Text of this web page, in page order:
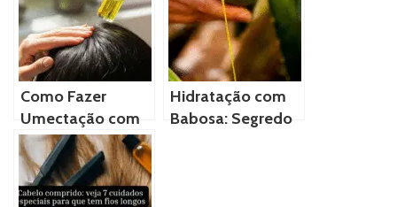
Como Fazer
Umectação com
Óleo de Rícino
para Combater a
Queda de Cabelo
Hidratação com
Babosa: Segredo